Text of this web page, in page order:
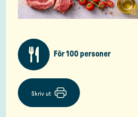
För 100 personer
Skriv ut